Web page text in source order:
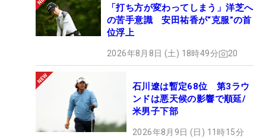
「打ち方が変わってしまう」洋芝へ
の苦手意識 安田祐香が“克服”の首
位浮上
2026年8月8日 (土) 18時49分 20
石川遼は暫定68位 第3ラウ
ンドは悪天候の影響で順延/
米男子下部
2026年8月9日 (日) 11時15分